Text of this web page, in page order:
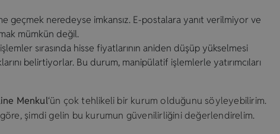
geçmek neredeyse imkansız. E-postalara yanıt verilmiyor ve
mümkün değil.
işlemler sırasında hisse fiyatlarının aniden düşüp yükselmesi
belirtiyorlar. Bu durum, manipülatif işlemlerle yatırımcıları
Menkul‘ün çok tehlikeli bir kurum olduğunu söyleyebilirim.
göre, şimdi gelin bu kurumun güvenilirliğini değerlendirelim.